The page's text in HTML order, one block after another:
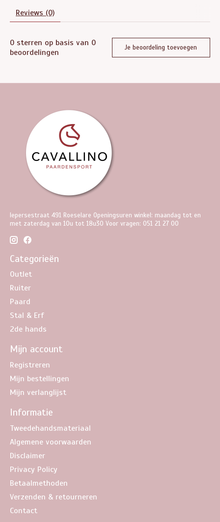
Reviews (0)
0 sterren op basis van 0
beoordelingen
Je beoordeling toevoegen
Iepersestraat 491 Roeselare Openingsuren winkel: maandag tot en
met zaterdag van 10u tot 18u30 Voor vragen: 051 21 27 00
Categorieën
Outlet
Ruiter
Paard
Stal & Erf
2de hands
Mijn account
Registreren
Mijn bestellingen
Mijn verlanglijst
Informatie
Tweedehandsmateriaal
Algemene voorwaarden
Disclaimer
Privacy Policy
Betaalmethoden
Verzenden & retourneren
Contact